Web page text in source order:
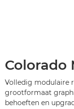
Colorado
Volledig modulaire
grootformaat
behoeften en